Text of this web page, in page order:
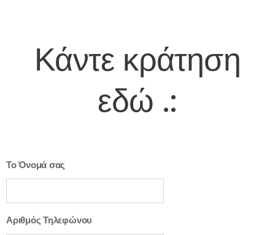
Κάντε κράτηση
εδώ .:
Το Όνομά σας
Αριθμός Τηλεφώνου